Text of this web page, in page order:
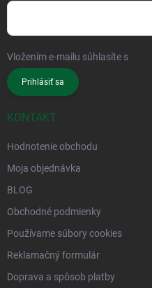
Vložením e-mailu súhlasíte s
Prihlásiť sa
KONTAKT
Hodnotenie obchodu
Moja objednávka
BLOG
Obchodné podmienky
Používame súbory cookies
Reklamačný formulár
Doprava a spôsob platby